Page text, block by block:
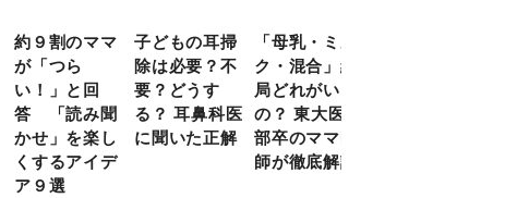
約９割のママ
が「つら
い！」と回
答 「読み聞
かせ」を楽し
くするアイデ
ア９選
子どもの耳掃
除は必要？不
要？どうす
る？ 耳鼻科医
に聞いた正解
「母乳・ミル
ク・混合」結
局どれがいい
の？ 東大医学
部卒のママ医
師が徹底解説